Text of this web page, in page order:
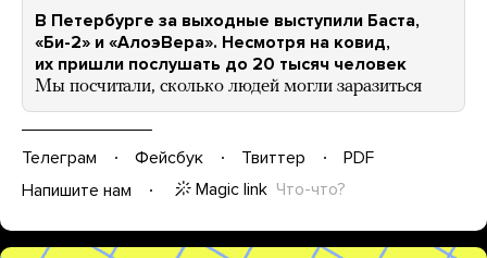
В Петербурге за выходные выступили Баста,
«Би-2» и «АлоэВера». Несмотря на ковид,
их пришли послушать до 20 тысяч человек
Мы посчитали, сколько людей могли заразиться
Телеграм Фейсбук Твиттер
PDF
Напишите нам
Magic link Что-что?